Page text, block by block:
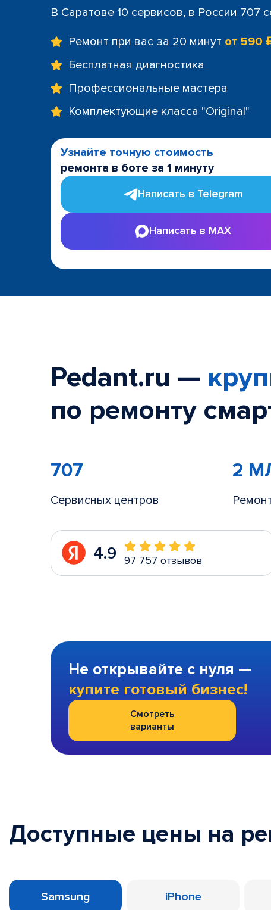
В Саратове 10 сервисов, в России 707
Ремонт при вас за 20 минут от 590
Бесплатная диагностика
Профессиональные мастера
Комплектующие класса "Original"
Узнайте точную стоимость
ремонта в боте за 1 минуту
Написать в Telegram
Написать в MAX
Pedant.ru —
по ремонту
707
Сервисных центров
2
4.9 97 757 отзывов
Не открывайте с нуля —
купите готовый бизнес!
Смотреть
варианты
Доступные цены на
Samsung iPhone